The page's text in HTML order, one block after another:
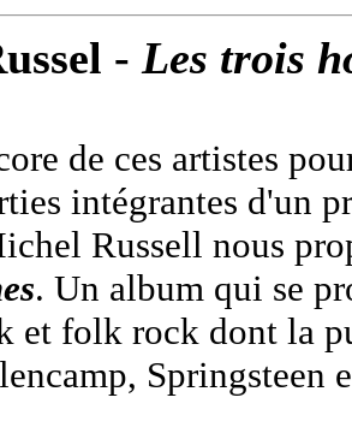
- Les trois
de ces artistes
intégrantes d'un
Russell nous
. Un album qui se
et folk rock dont la
Springsteen